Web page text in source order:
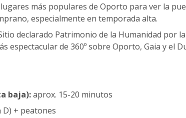
más populares de Oporto para ver la
especialmente en temporada alta.
declarado Patrimonio de la Humanidad por la
espectacular de 360º sobre Oporto, Gaia y el
baja):aprox. 15-20 minutos
+ peatones